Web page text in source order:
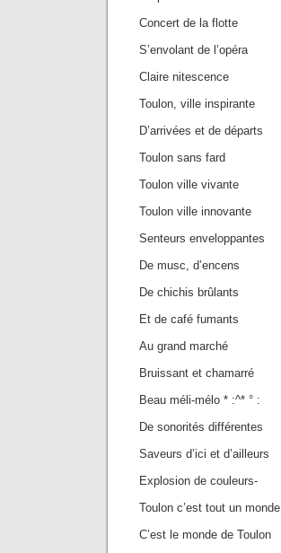
Concert de la flotte
S’envolant de l’opéra
Claire nitescence
Toulon, ville inspirante
D’arrivées et de départs
Toulon sans fard
Toulon ville vivante
Toulon ville innovante
Senteurs enveloppantes
De musc, d’encens
De chichis brûlants
Et de café fumants
Au grand marché
Bruissant et chamarré
Beau méli-mélo * :^* ° :
De sonorités différentes
Saveurs d’ici et d’ailleurs
Explosion de couleurs-
Toulon c’est tout un monde
C’est le monde de Toulon